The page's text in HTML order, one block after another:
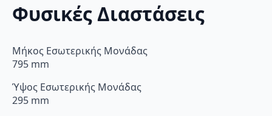
Φυσικές Διαστάσεις
Μήκος Εσωτερικής Μονάδας
795 mm
Ύψος Εσωτερικής Μονάδας
295 mm